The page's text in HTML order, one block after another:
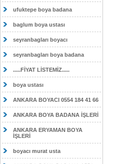
ufuktepe boya badana
baglum boya ustası
seyranbagları boyacı
seyranbagları boya badana
.....FİYAT LİSTEMİZ.....
boya ustası
ANKARA BOYACI 0554 184 41 66
ANKARA BOYA BADANA İŞLERİ
ANKARA ERYAMAN BOYA
İŞLERİ
boyacı murat usta